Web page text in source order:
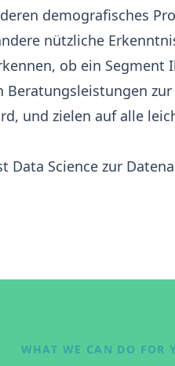
demografisches
nützliche
ob ein Segment
zur
und zielen auf alle
Data Science zur
WHAT WE CAN DO FOR